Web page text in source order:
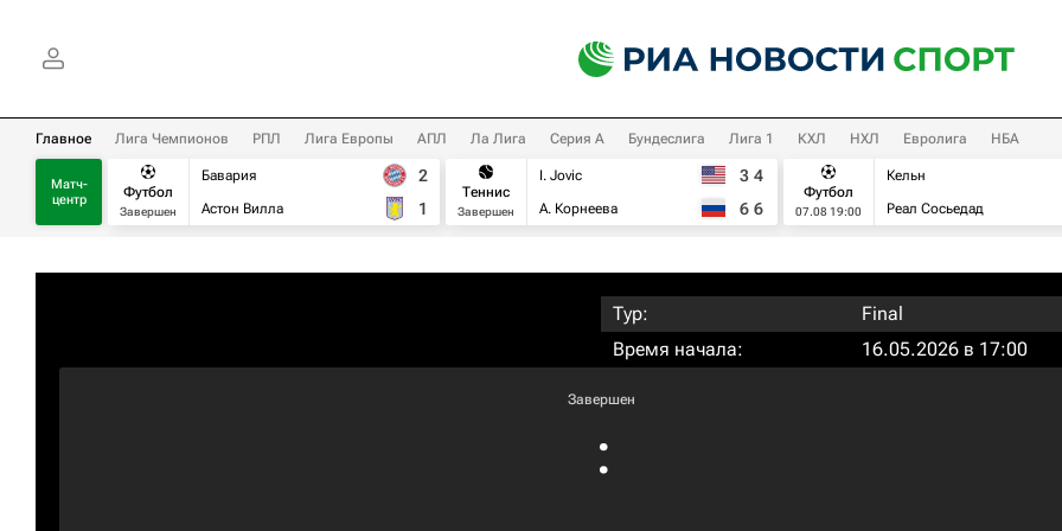
Главное Лига Чемпионов РПЛ Лига Европы АПЛ Ла Лига Серия А Бундеслига Лига 1 КХЛ НХЛ Евролига НБА
Матч-
центр
Футбол
Завершен
Бавария
Астон Вилла
2
1
Теннис
Завершен
I. Jovic
А. Корнеева
3 4
6 6
Футбол
07.08 19:00
Кельн
Реал Сосьедад
Тур:
Final
Время начала:
16.05.2026 в 17:00
Завершен
: